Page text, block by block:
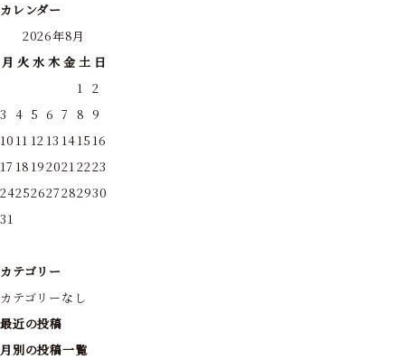
カレンダー
2026年8月
月 火水 木金 土 日
1 2
3 4 5 6 7 8 9
10 11 12 13 1415 16
17 18 1920212223
24252627282930
31
カテゴリー
カテゴリーなし
最近の投稿
月別の投稿一覧